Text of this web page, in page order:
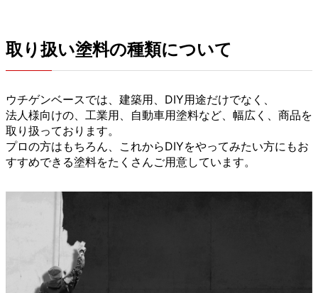
取り扱い塗料の種類について
ウチゲンベースでは、建築用、DIY用途だけでなく、
法人様向けの、工業用、自動車用塗料など、幅広く、商品を
取り扱っております。
プロの方はもちろん、これからDIYをやってみたい方にもお
すすめできる塗料をたくさんご用意しています。